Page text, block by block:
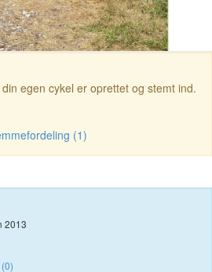
egen cykel er oprettet og stemt ind.
(1)
2013